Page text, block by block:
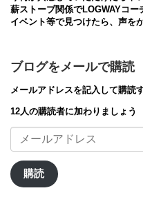
薪ストーブ関係でLOGWAYコー
イベント等で見つけたら、声を
ブログをメールで購読
メールアドレスを記入して購読
12人の購読者に加わりましょう
メ
ア
ド
購読